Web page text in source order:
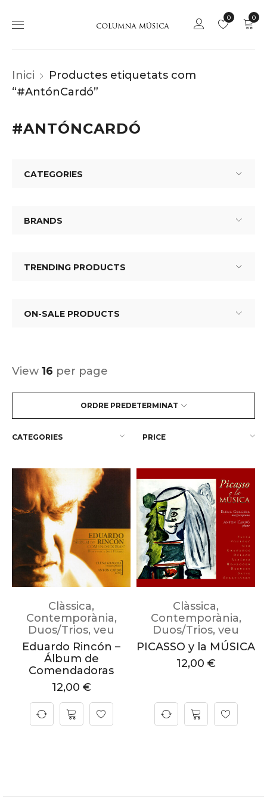
0
0
Inici
Productes etiquetats com
“#AntónCardó”
#ANTÓNCARDÓ
CATEGORIES
BRANDS
TRENDING PRODUCTS
ON-SALE PRODUCTS
ORDRE PREDETERMINAT
View 16 per page
CATEGORIES PRICE
Clàssica,
Contemporània,
Duos/Trios, veu
Eduardo Rincón –
Álbum de
Comendadoras
12,00 €
Clàssica,
Contemporània,
Duos/Trios, veu
PICASSO y la MÚSICA
12,00 €